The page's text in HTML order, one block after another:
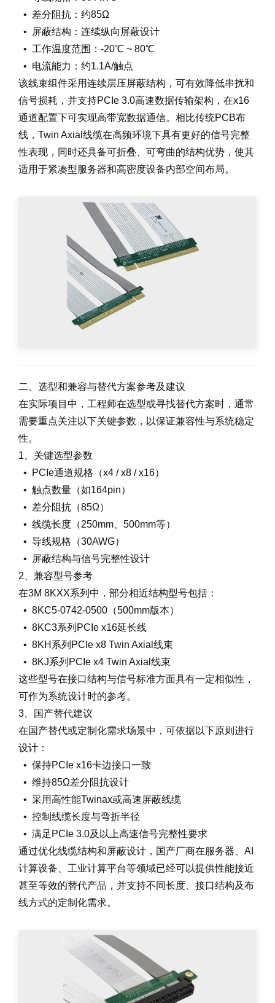
• 差分阻抗：约85Ω
• 屏蔽结构：连续纵向屏蔽设计
• 工作温度范围：-20℃ ~ 80℃
• 电流能力：约1.1A/触点
该线束组件采用连续层压屏蔽结构，可有效降低串扰和
信号损耗，并支持PCIe 3.0高速数据传输架构，在x16
通道配置下可实现高带宽数据通信。相比传统PCB布
线，Twin Axial线缆在高频环境下具有更好的信号完整
性表现，同时还具备可折叠、可弯曲的结构优势，使其
适用于紧凑型服务器和高密度设备内部空间布局。
二、选型和兼容与替代方案参考及建议
在实际项目中，工程师在选型或寻找替代方案时，通常
需要重点关注以下关键参数，以保证兼容性与系统稳定
性。
1、关键选型参数
• PCIe通道规格（x4 / x8 / x16）
• 触点数量（如164pin）
• 差分阻抗（85Ω）
• 线缆长度（250mm、500mm等）
• 导线规格（30AWG）
• 屏蔽结构与信号完整性设计
2、兼容型号参考
在3M 8KXX系列中，部分相近结构型号包括：
• 8KC5-0742-0500（500mm版本）
• 8KC3系列PCIe x16延长线
• 8KH系列PCIe x8 Twin Axial线束
• 8KJ系列PCIe x4 Twin Axial线束
这些型号在接口结构与信号标准方面具有一定相似性，
可作为系统设计时的参考。
3、国产替代建议
在国产替代或定制化需求场景中，可依据以下原则进行
设计：
• 保持PCIe x16卡边接口一致
• 维持85Ω差分阻抗设计
• 采用高性能Twinax或高速屏蔽线缆
• 控制线缆长度与弯折半径
• 满足PCIe 3.0及以上高速信号完整性要求
通过优化线缆结构和屏蔽设计，国产厂商在服务器、AI
计算设备、工业计算平台等领域已经可以提供性能接近
甚至等效的替代产品，并支持不同长度、接口结构及布
线方式的定制化需求。